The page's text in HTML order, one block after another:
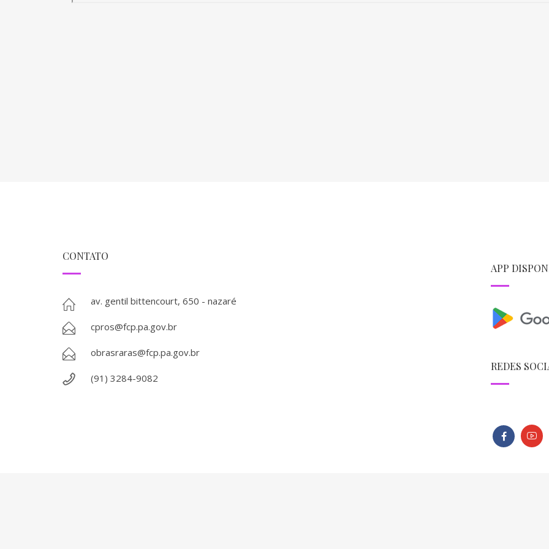
CONTATO
av. gentil bittencourt, 650 - nazaré
cpros@fcp.pa.gov.br
obrasraras@fcp.pa.gov.br
(91) 3284-9082
APP
REDES